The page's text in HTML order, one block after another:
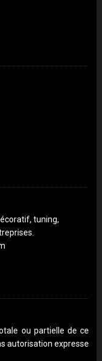
tuning,
ou partielle de ce
autorisation expresse